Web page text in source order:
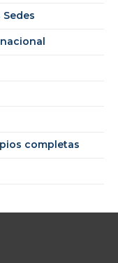
completas